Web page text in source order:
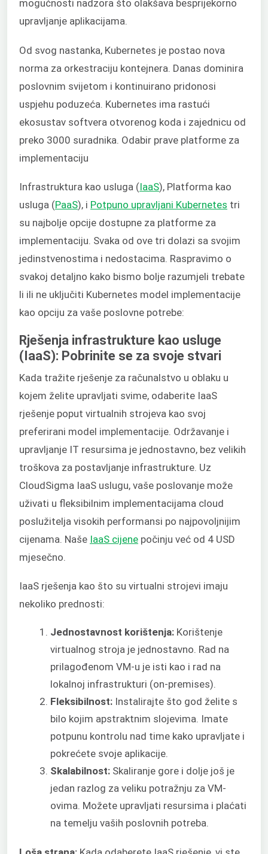
mogućnosti nadzora što olakšava besprijekorno
upravljanje aplikacijama.
Od svog nastanka, Kubernetes je postao nova
norma za orkestraciju kontejnera. Danas dominira
poslovnim svijetom i kontinuirano pridonosi
uspjehu poduzeća. Kubernetes ima rastući
ekosustav softvera otvorenog koda i zajednicu od
preko 3000 suradnika. Odabir prave platforme za
implementaciju
Infrastruktura kao usluga (IaaS), Platforma kao
usluga (PaaS), i Potpuno upravljani Kubernetes tri
su najbolje opcije dostupne za platforme za
implementaciju. Svaka od ove tri dolazi sa svojim
jedinstvenostima i nedostacima. Raspravimo o
svakoj detaljno kako bismo bolje razumjeli trebate
li ili ne uključiti Kubernetes model implementacije
kao opciju za vaše poslovne potrebe:
Rješenja infrastrukture kao usluge
(IaaS): Pobrinite se za svoje stvari
Kada tražite rješenje za računalstvo u oblaku u
kojem želite upravljati svime, odaberite IaaS
rješenje poput virtualnih strojeva kao svoj
preferirani model implementacije. Održavanje i
upravljanje IT resursima je jednostavno, bez velikih
troškova za postavljanje infrastrukture. Uz
CloudSigma IaaS uslugu, vaše poslovanje može
uživati u fleksibilnim implementacijama cloud
poslužitelja visokih performansi po najpovoljnijim
cijenama. Naše IaaS cijene počinju već od 4 USD
mjesečno.
IaaS rješenja kao što su virtualni strojevi imaju
nekoliko prednosti:
Jednostavnost korištenja: Korištenje
virtualnog stroja je jednostavno. Rad na
prilagođenom VM-u je isti kao i rad na
lokalnoj infrastrukturi (on-premises).
Fleksibilnost: Instalirajte što god želite s
bilo kojim apstraktnim slojevima. Imate
potpunu kontrolu nad time kako upravljate i
pokrećete svoje aplikacije.
Skalabilnost: Skaliranje gore i dolje još je
jedan razlog za veliku potražnju za VM-
ovima. Možete upravljati resursima i plaćati
na temelju vaših poslovnih potreba.